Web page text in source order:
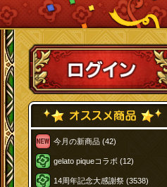
今月の新商品 (42)
gelato piqueコラボ (12)
14周年記念大感謝祭 (3538)